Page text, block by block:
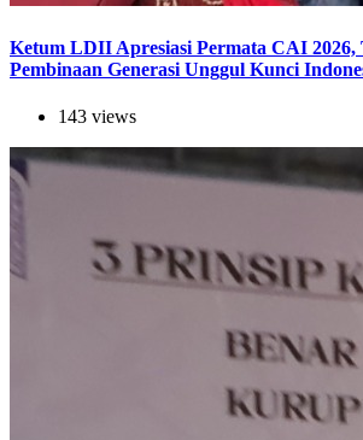
Ketum LDII Apresiasi Permata CAI 2026,
Pembinaan Generasi Unggul Kunci
143 views